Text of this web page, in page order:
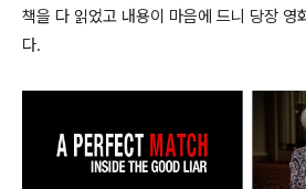
책을 다 읽었고 내용이 마음에 드니 당장 영
다.